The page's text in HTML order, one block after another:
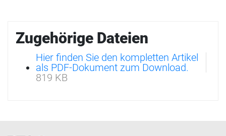
Zugehörige Dateien
Hier finden Sie den kompletten Artikel
als PDF-Dokument zum Download.
819 KB